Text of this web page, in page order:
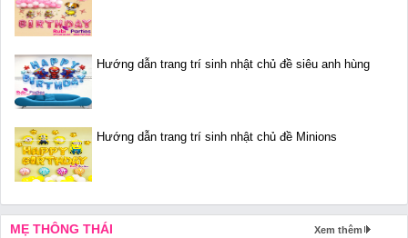
Hướng dẫn trang trí sinh nhật chủ đề siêu anh hùng
Hướng dẫn trang trí sinh nhật chủ đề Minions
MẸ THÔNG THÁI Xem thêm